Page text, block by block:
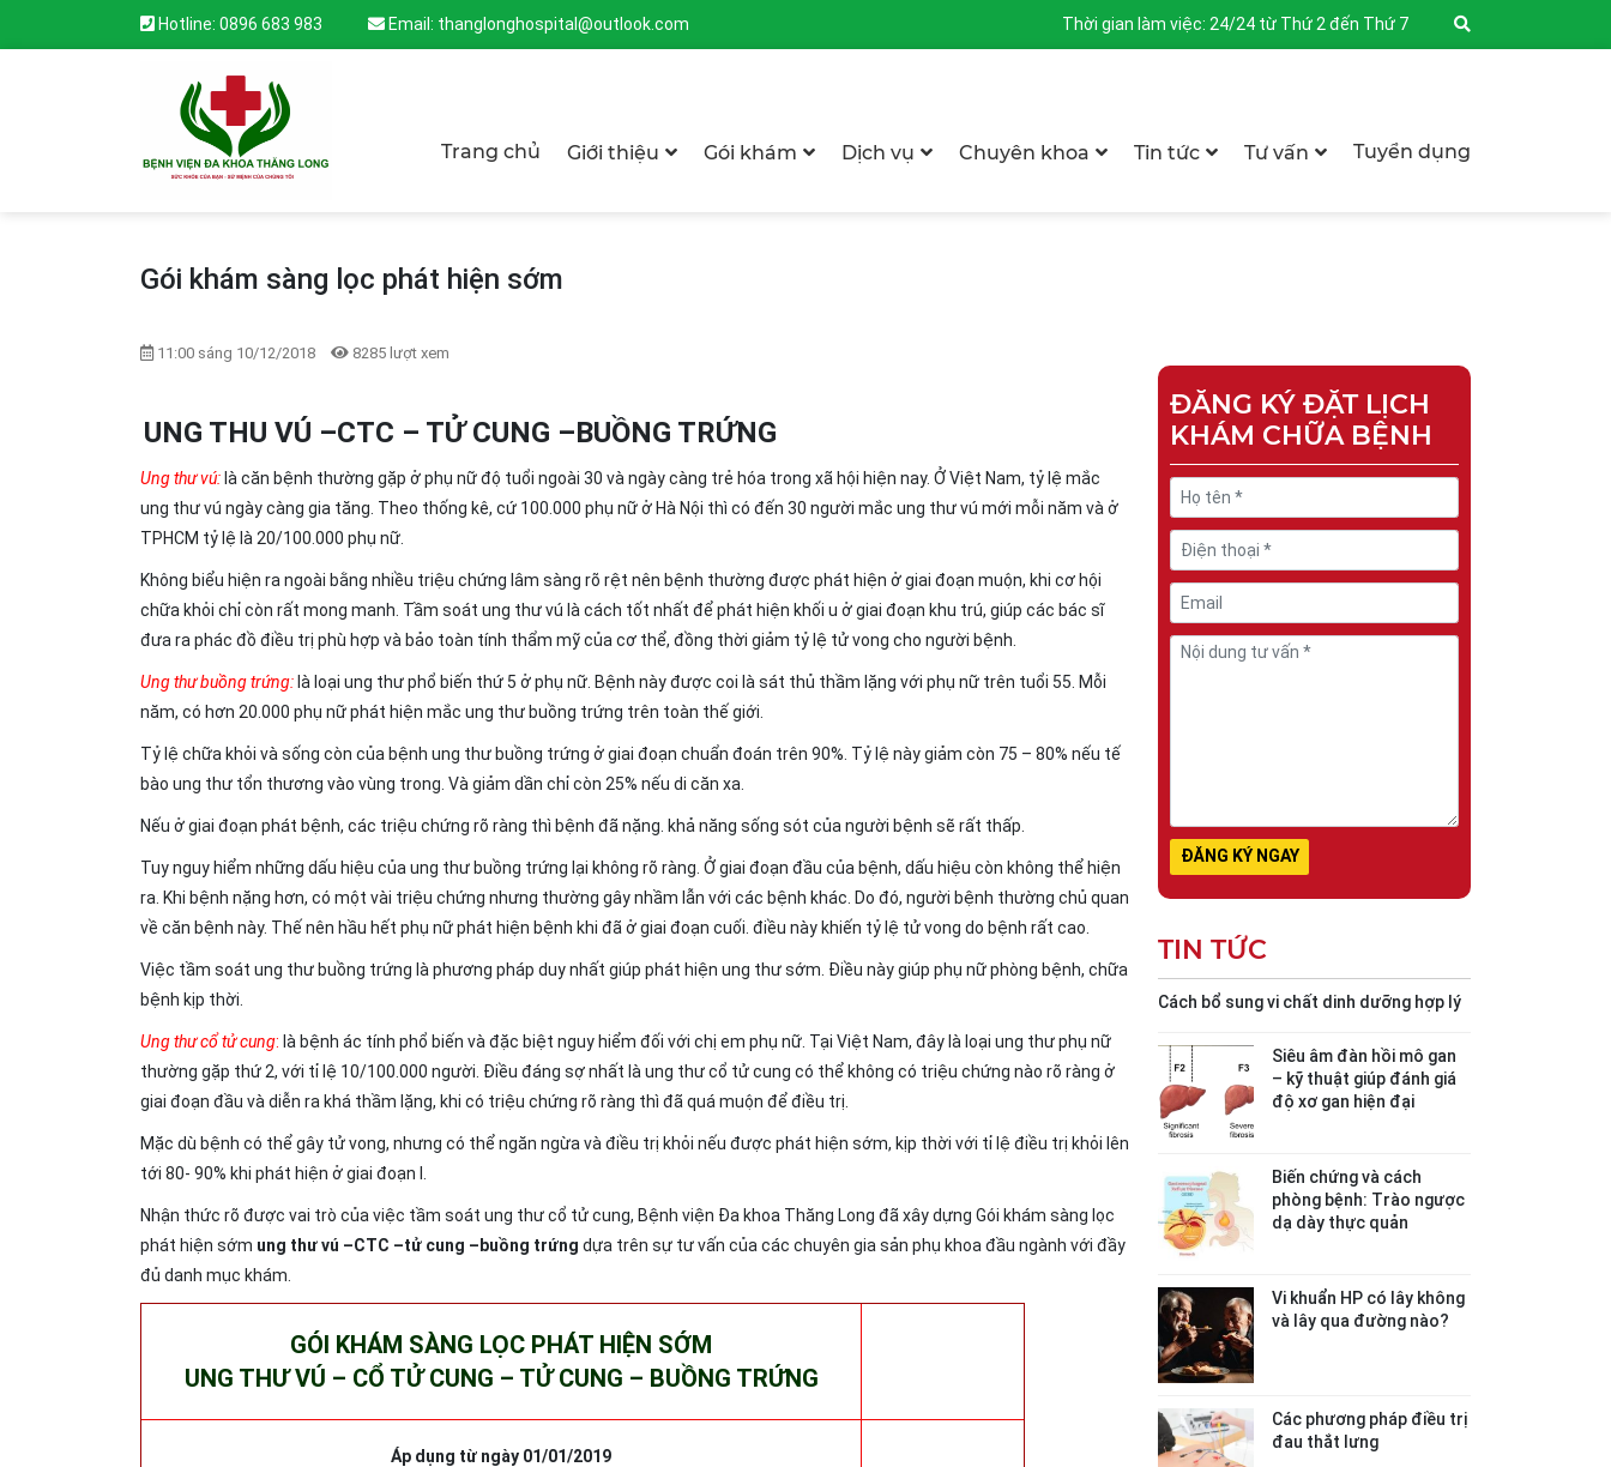
Hotline: 0896 683 983 Email: thanglonghospital@outlook.com Thời gian làm việc: 24/24 từ Thứ 2 đến Thứ 7
Trang chủ Giới thiệu Gói khám Dịch vụ Chuyên khoa Tin tức Tư vấn Tuyển dụng
Gói khám sàng lọc phát hiện sớm
11:00 sáng 10/12/2018 8285 lượt xem
UNG THU VÚ –CTC – TỬ CUNG –BUỒNG TRỨNG
Ung thư vú:là căn bệnh thường gặp ở phụ nữ độ tuổi ngoài 30 và ngày càng trẻ hóa trong xã hội hiện nay. Ở Việt Nam, tỷ lệ mắc
ung thư vú ngày càng gia tăng. Theo thống kê, cứ 100.000 phụ nữ ở Hà Nội thì có đến 30 người mắc ung thư vú mới mỗi năm và ở
TPHCM tỷ lệ là 20/100.000 phụ nữ.
Không biểu hiện ra ngoài bằng nhiều triệu chứng lâm sàng rõ rệt nên bệnh thường được phát hiện ở giai đoạn muộn, khi cơ hội
chữa khỏi chỉ còn rất mong manh. Tầm soát ung thư vú là cách tốt nhất để phát hiện khối u ở giai đoạn khu trú, giúp các bác sĩ
đưa ra phác đồ điều trị phù hợp và bảo toàn tính thẩm mỹ của cơ thể, đồng thời giảm tỷ lệ tử vong cho người bệnh.
Ung thư buồng trứng:là loại ung thư phổ biến thứ 5 ở phụ nữ. Bệnh này được coi là sát thủ thầm lặng với phụ nữ trên tuổi 55. Mỗi
năm, có hơn 20.000 phụ nữ phát hiện mắc ung thư buồng trứng trên toàn thế giới.
Tỷ lệ chữa khỏi và sống còn của bệnh ung thư buồng trứng ở giai đoạn chuẩn đoán trên 90%. Tỷ lệ này giảm còn 75 – 80% nếu tế
bào ung thư tổn thương vào vùng trong. Và giảm dần chỉ còn 25% nếu di căn xa.
Nếu ở giai đoạn phát bệnh, các triệu chứng rõ ràng thì bệnh đã nặng. khả năng sống sót của người bệnh sẽ rất thấp.
Tuy nguy hiểm những dấu hiệu của ung thư buồng trứng lại không rõ ràng. Ở giai đoạn đầu của bệnh, dấu hiệu còn không thể hiện
ra. Khi bệnh nặng hơn, có một vài triệu chứng nhưng thường gây nhầm lẫn với các bệnh khác. Do đó, người bệnh thường chủ quan
về căn bệnh này. Thế nên hầu hết phụ nữ phát hiện bệnh khi đã ở giai đoạn cuối. điều này khiến tỷ lệ tử vong do bệnh rất cao.
Việc tầm soát ung thư buồng trứng là phương pháp duy nhất giúp phát hiện ung thư sớm. Điều này giúp phụ nữ phòng bệnh, chữa
bệnh kịp thời.
Ung thư cổ tử cung: là bệnh ác tính phổ biến và đặc biệt nguy hiểm đối với chị em phụ nữ. Tại Việt Nam, đây là loại ung thư phụ nữ
thường gặp thứ 2, với tỉ lệ 10/100.000 người. Điều đáng sợ nhất là ung thư cổ tử cung có thể không có triệu chứng nào rõ ràng ở
giai đoạn đầu và diễn ra khá thầm lặng, khi có triệu chứng rõ ràng thì đã quá muộn để điều trị.
Mặc dù bệnh có thể gây tử vong, nhưng có thể ngăn ngừa và điều trị khỏi nếu được phát hiện sớm, kịp thời với tỉ lệ điều trị khỏi lên
tới 80- 90% khi phát hiện ở giai đoạn I.
Nhận thức rõ được vai trò của việc tầm soát ung thư cổ tử cung, Bệnh viện Đa khoa Thăng Long đã xây dựng Gói khám sàng lọc
phát hiện sớm ung thư vú –CTC –tử cung –buồng trứng dựa trên sự tư vấn của các chuyên gia sản phụ khoa đầu ngành với đầy
đủ danh mục khám.
GÓI KHÁM SÀNG LỌC PHÁT HIỆN SỚM
UNG THƯ VÚ – CỔ TỬ CUNG – TỬ CUNG – BUỒNG TRỨNG
Áp dụng từ ngày 01/01/2019
ĐĂNG KÝ ĐẶT LỊCH
KHÁM CHỮA BỆNH
TIN TỨC
Cách bổ sung vi chất dinh dưỡng hợp lý
Siêu âm đàn hồi mô gan
– kỹ thuật giúp đánh giá
độ xơ gan hiện đại
Biến chứng và cách
phòng bệnh: Trào ngược
dạ dày thực quản
Vi khuẩn HP có lây không
và lây qua đường nào?
Các phương pháp điều trị
đau thắt lưng